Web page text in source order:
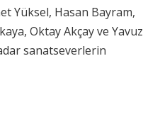
Yüksel, Hasan Bayram,
Oktay Akçay ve Yavuz
sanatseverlerin